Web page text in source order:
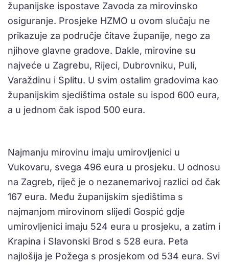
županijske ispostave Zavoda za mirovinsko
osiguranje. Prosjeke HZMO u ovom slučaju ne
prikazuje za područje čitave županije, nego za
njihove glavne gradove. Dakle, mirovine su
najveće u Zagrebu, Rijeci, Dubrovniku, Puli,
Varaždinu i Splitu. U svim ostalim gradovima kao
županijskim sjedištima ostale su ispod 600 eura,
a u jednom čak ispod 500 eura.
Najmanju mirovinu imaju umirovljenici u
Vukovaru, svega 496 eura u prosjeku. U odnosu
na Zagreb, riječ je o nezanemarivoj razlici od čak
167 eura. Među županijskim sjedištima s
najmanjom mirovinom slijedi Gospić gdje
umirovljenici imaju 524 eura u prosjeku, a zatim i
Krapina i Slavonski Brod s 528 eura. Peta
najlošija je Požega s prosjekom od 534 eura. Svi